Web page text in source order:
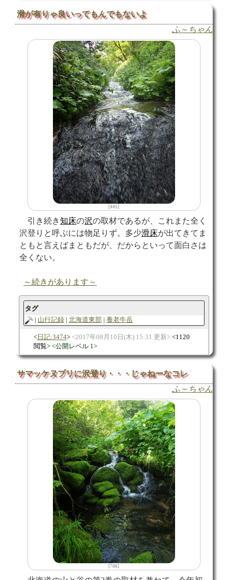
滑が有りゃ良いってもんでもないよ
ふ～ちゃん
[445]
引き続き知床の沢の取材であるが、これまた全く
沢登りと呼ぶには物足りず。多少滑床が出てきてま
ともと言えばまともだが、だからといって面白さは
全くない。
～続きがあります～
タグ
山行記録
北海道東部 養老牛岳
日記:3474 2017年08月10日(木) 15:31 更新
1120
閲覧
公開レベル 1
サマッケヌプリに沢登り・・・じゃねーなコレ
ふ～ちゃん
[706]